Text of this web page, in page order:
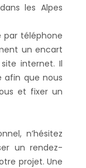
les Alpes
par téléphone
un encart
internet. Il
afin que nous
et fixer un
n’hésitez
un rendez-
projet. Une